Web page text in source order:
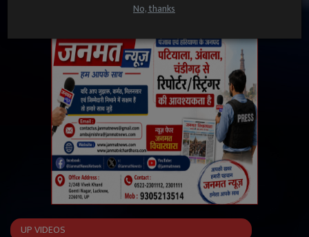
No, thanks
UP VIDEOS